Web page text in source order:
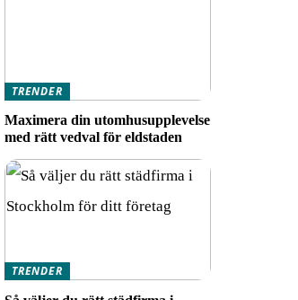
TRENDER
Maximera din utomhusupplevelse
med rätt vedval för eldstaden
TRENDER